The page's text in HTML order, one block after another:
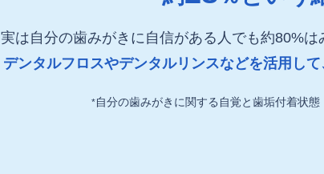
実は自分の歯みがきに自信がある人でも約80%は
デンタルフロスやデンタルリンスなどを活用し
*自分の歯みがきに関する自覚と歯垢付着状